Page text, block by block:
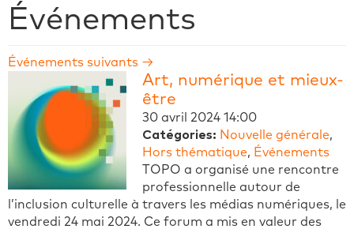
Événements
Événements suivants →
Art, numérique et mieux-
être
30 avril 2024 14:00
Catégories: Nouvelle générale,
Hors thématique, Événements
TOPO a organisé une rencontre
professionnelle autour de
l’inclusion culturelle à travers les médias numériques, le
vendredi 24 mai 2024. Ce forum a mis en valeur des